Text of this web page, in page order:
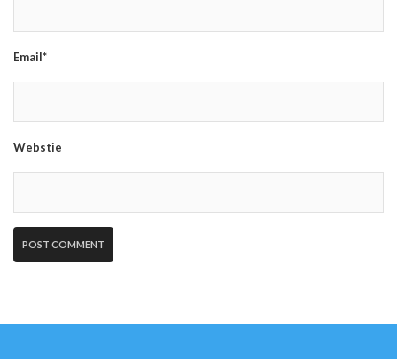
Email*
Webstie